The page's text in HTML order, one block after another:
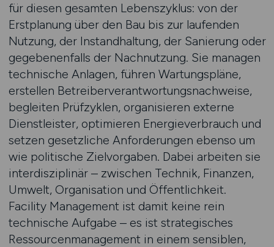
für diesen gesamten Lebenszyklus: von der
Erstplanung über den Bau bis zur laufenden
Nutzung, der Instandhaltung, der Sanierung oder
gegebenenfalls der Nachnutzung. Sie managen
technische Anlagen, führen Wartungspläne,
erstellen Betreiberverantwortungsnachweise,
begleiten Prüfzyklen, organisieren externe
Dienstleister, optimieren Energieverbrauch und
setzen gesetzliche Anforderungen ebenso um
wie politische Zielvorgaben. Dabei arbeiten sie
interdisziplinär – zwischen Technik, Finanzen,
Umwelt, Organisation und Öffentlichkeit.
Facility Management ist damit keine rein
technische Aufgabe – es ist strategisches
Ressourcenmanagement in einem sensiblen,